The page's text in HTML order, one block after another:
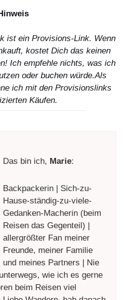
ist ein Provisions-Link. Wenn
kostet Dich das keinen
Ich empfehle nichts, was ich
oder buchen würde.Als
ich mit den Provisionslinks
Käufen.
Das bin ich, Marie:
Backpackerin | Sich-zu-
Hause-ständig-zu-viele-
Gedanken-Macherin (beim
Reisen das Gegenteil) |
allergrößter Fan meiner
Freunde, meiner Familie
und meines Partners | Nie
wie ich es gerne
beim Reisen viel